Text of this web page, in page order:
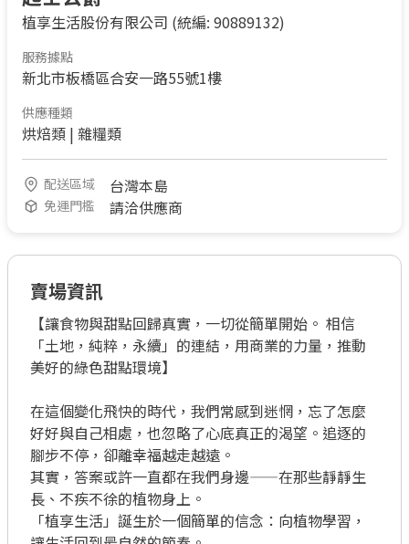
植享生活股份有限公司 (統編: 90889132)
服務據點
新北市板橋區合安一路55號1樓
供應種類
烘焙類 | 雜糧類
配送區域 台灣本島
免運門檻 請洽供應商
賣場資訊
【讓食物與甜點回歸真實，一切從簡單開始。 相信
「土地，純粹，永續」的連結，用商業的力量，推動
美好的綠色甜點環境】
在這個變化飛快的時代，我們常感到迷惘，忘了怎麼
好好與自己相處，也忽略了心底真正的渴望。追逐的
腳步不停，卻離幸福越走越遠。
其實，答案或許一直都在我們身邊——在那些靜靜生
長、不疾不徐的植物身上。
「植享生活」誕生於一個簡單的信念：向植物學習，